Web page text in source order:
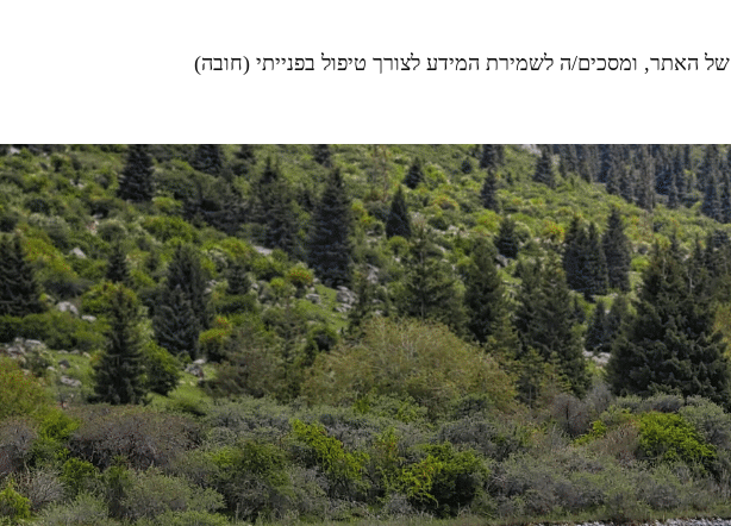
של האתר, ומסכים/ה לשמירת המידע לצורך טיפול בפנייתי (חובה)